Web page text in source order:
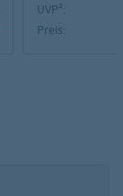
UVP²:
Preis: